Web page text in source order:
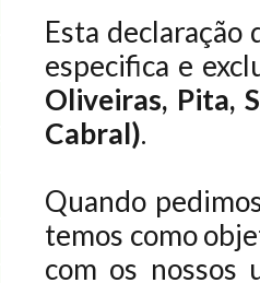
Esta declaração
especifica e
Oliveiras, Pita,
Cabral).
Quando
temos como
com os nossos